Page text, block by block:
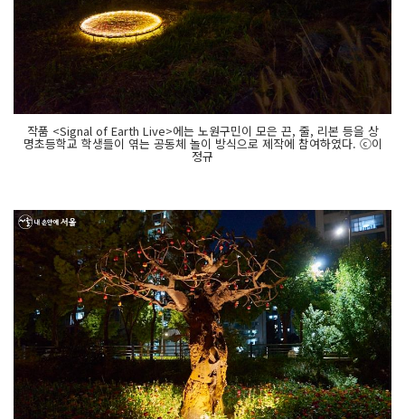
작품 <Signal of Earth Live>에는 노원구민이 모은 끈, 줄, 리본 등을 상
명초등학교 학생들이 엮는 공동체 놀이 방식으로 제작에 참여하였다. ⓒ이
정규